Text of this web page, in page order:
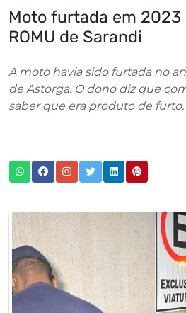
Moto furtada em 2023
ROMU de Sarandi
A moto havia sido furtada no
de Astorga. O dono diz que
saber que era produto de furto.